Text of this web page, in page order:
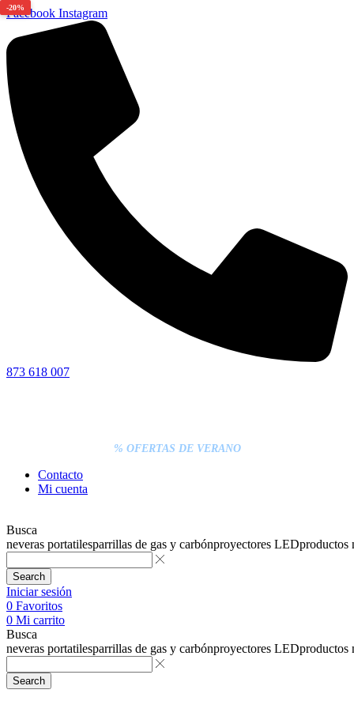
Facebook Instagram
873 618 007
% OFERTAS DE VERANO
Contacto
Mi cuenta
Busca
neveras portatilesparrillas de gas y carbónproyectores LEDproductos
Search
Iniciar sesión
0 Favoritos
0 Mi carrito
Busca
neveras portatilesparrillas de gas y carbónproyectores LEDproductos
Search
-20%